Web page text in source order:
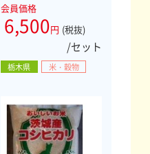
会員価格
6,500円 (税抜)
/セット
栃木県 米・穀物